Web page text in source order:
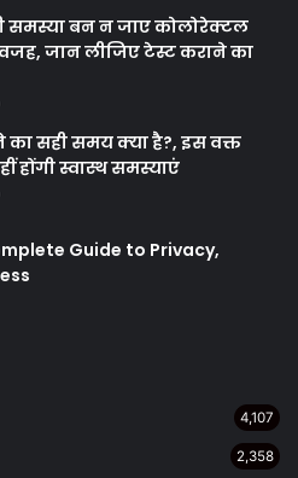
समस्या बन न जाए कोलोरेक्टल
जान लीजिए टेस्ट कराने का
सही समय क्‍या है?, इस वक्त
होंगी स्वास्थ समस्याएं
Guide to Privacy,
4,107
2,358